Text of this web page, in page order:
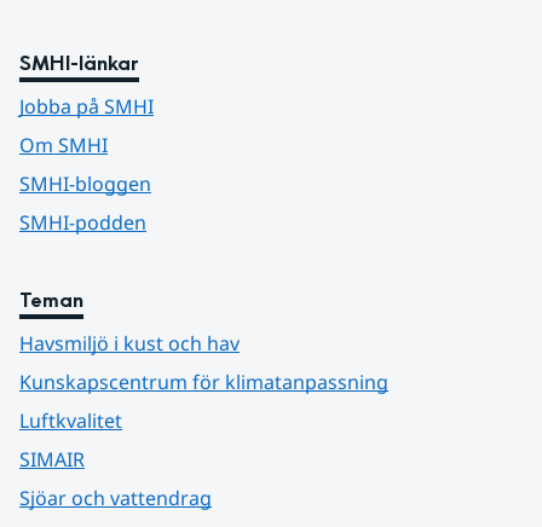
SMHI-länkar
Jobba på SMHI
Om SMHI
SMHI-bloggen
SMHI-podden
Teman
Havsmiljö i kust och hav
Kunskapscentrum för klimatanpassning
Luftkvalitet
SIMAIR
Sjöar och vattendrag